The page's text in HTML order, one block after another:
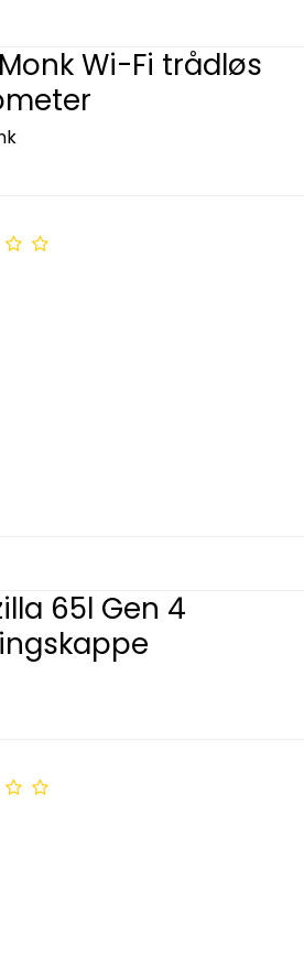
Wi-Fi trådløs
65l Gen 4